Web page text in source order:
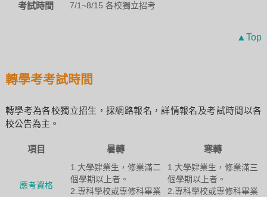
考試時間 7/1~8/15 各校獨立招考
▲Top
轉學考考試時間
轉學考為各校獨立招生，採網路報名，詳情報名及考試時間以各
校公告為主。
項目 暑轉 寒轉
應考資格
1.大學肄業生，修業滿二
個學期以上者。
2.專科學校或專修科畢業
1.大學肄業生，修業滿三
個學期以上者。
2.專科學校或專修科畢業